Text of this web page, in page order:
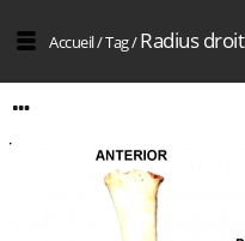
Accueil/Tag/Radius droit